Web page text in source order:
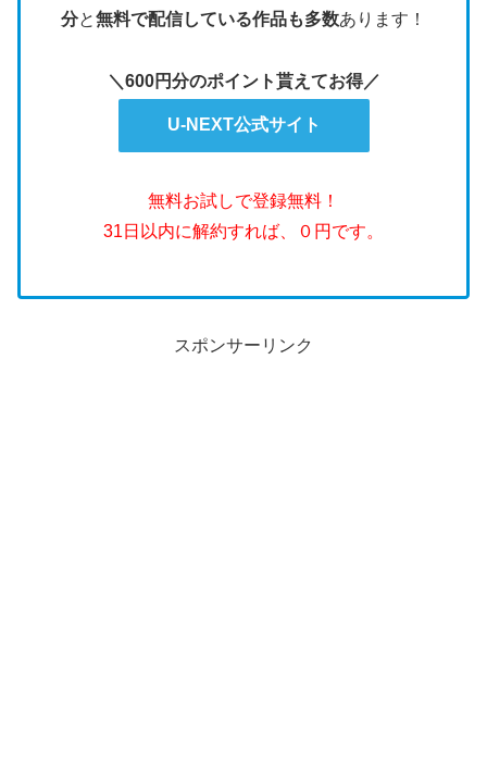
分と無料で配信している作品も多数あります！
＼600円分のポイント貰えてお得／
U-NEXT公式サイト
無料お試しで登録無料！
31日以内に解約すれば、０円です。
スポンサーリンク